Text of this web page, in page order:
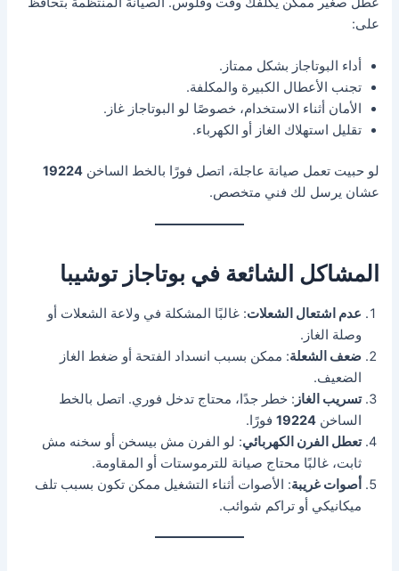
على:
أداء البوتاجاز بشكل ممتاز.
تجنب الأعطال الكبيرة والمكلفة.
الأمان أثناء الاستخدام، خصوصًا لو البوتاجاز غاز.
تقليل استهلاك الغاز أو الكهرباء.
لو حبيت تعمل صيانة عاجلة، اتصل فورًا بالخط الساخن19224
عشان يرسل لك فني متخصص.
المشاكل الشائعة في بوتاجاز توشيبا
عدم اشتعال الشعلات: غالبًا المشكلة في ولاعة الشعلات أو
وصلة الغاز.
ضعف الشعلة: ممكن بسبب انسداد الفتحة أو ضغط الغاز
الضعيف.
تسريب الغاز : خطر جدًا، محتاج تدخل فوري. اتصل بالخط
الساخن19224 فورًا.
تعطل الفرن الكهربائي: لو الفرن مش بيسخن أو سخنه مش
ثابت، غالبًا محتاج صيانة للترموستات أو المقاومة.
أصوات غريبة: الأصوات أثناء التشغيل ممكن تكون بسبب تلف
ميكانيكي أو تراكم شوائب.